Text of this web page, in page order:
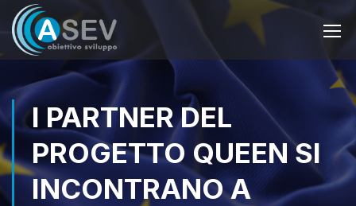
I PARTNER DEL
PROGETTO QUEEN SI
INCONTRANO A